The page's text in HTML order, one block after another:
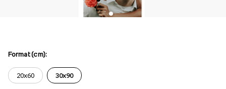
Format (cm):
20x60 30x90